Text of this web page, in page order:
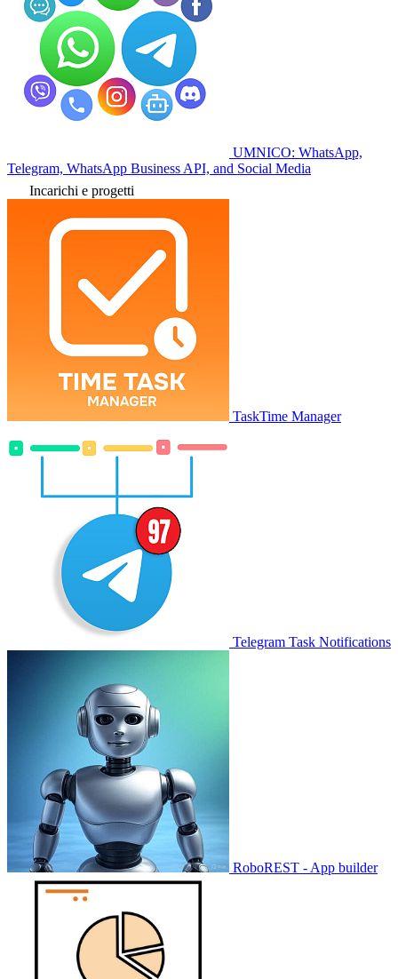
UMNICO: WhatsApp,
Telegram, WhatsApp Business API, and Social Media
Incarichi e progetti
TaskTime Manager
Telegram Task Notifications
RoboREST - App builder